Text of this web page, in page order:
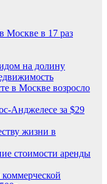
Москве в 17 раз
на долину
в Москве возросло
Анджелесе за $29
жизни в
стоимости аренды